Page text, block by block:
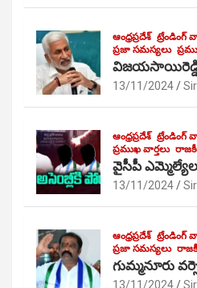
ఆంధ్రప్రదేశ్ ట్రేండింగ్
ప్రజా సమస్యలు
13/11/2024
ఆంధ్రప్రదేశ్ ట్రేండింగ్
ప్రముఖ వార్తలు
వైసీపీ
13/11/2024
ఆంధ్రప్రదేశ్ ట్రేండింగ్
ప్రజా సమస్యలు
గుమ్మనూరు
13/11/2024